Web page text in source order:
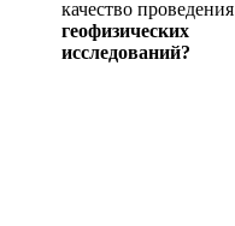
качество проведения
геофизических
исследований?